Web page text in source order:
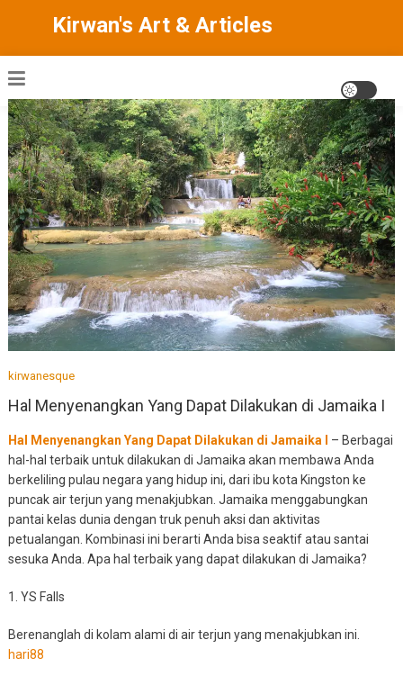
Kirwan's Art & Articles
kirwanesque
Hal Menyenangkan Yang Dapat Dilakukan di Jamaika I
Hal Menyenangkan Yang Dapat Dilakukan di Jamaika I
– Berbagai
hal-hal terbaik untuk dilakukan di Jamaika akan membawa Anda
berkeliling pulau negara yang hidup ini, dari ibu kota Kingston ke
puncak air terjun yang menakjubkan. Jamaika menggabungkan
pantai kelas dunia dengan truk penuh aksi dan aktivitas
petualangan. Kombinasi ini berarti Anda bisa seaktif atau santai
sesuka Anda. Apa hal terbaik yang dapat dilakukan di Jamaika?
1. YS Falls
Berenanglah di kolam alami di air terjun yang menakjubkan ini.
hari88